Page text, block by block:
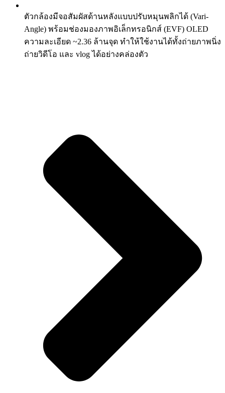
ตัวกล้องมีจอสัมผัสด้านหลังแบบปรับหมุนพลิกได้ (Vari-
Angle) พร้อมช่องมองภาพอิเล็กทรอนิกส์ (EVF) OLED
ความละเอียด ~2.36 ล้านจุด ทำให้ใช้งานได้ทั้งถ่ายภาพนิ่ง
ถ่ายวิดีโอ และ vlog ได้อย่างคล่องตัว